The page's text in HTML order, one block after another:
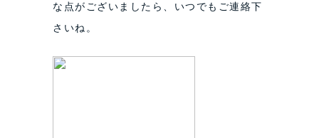
な点がございましたら、いつでもご連絡下
さいね。